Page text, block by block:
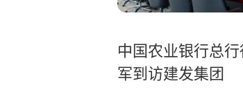
中国农业银行总
军到访建发集团